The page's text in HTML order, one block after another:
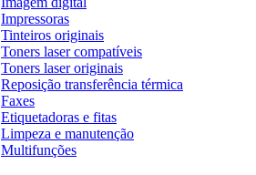
Impressoras
Tinteiros originais
Toners laser compatíveis
Toners laser originais
Reposição transferência térmica
Faxes
Etiquetadoras e fitas
Limpeza e manutenção
Multifunções